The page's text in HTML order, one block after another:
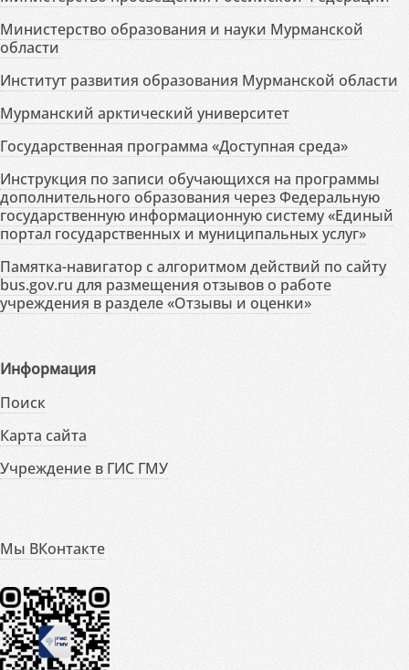
Министерство образования и науки Мурманской
области
Институт развития образования Мурманской области
Мурманский арктический университет
Государственная программа «Доступная среда»
Инструкция по записи обучающихся на программы
дополнительного образования через Федеральную
государственную информационную систему «Единый
портал государственных и муниципальных услуг»
Памятка-навигатор с алгоритмом действий по сайту
bus.gov.ru для размещения отзывов о работе
учреждения в разделе «Отзывы и оценки»
Информация
Поиск
Карта сайта
Учреждение в ГИС ГМУ
Мы ВКонтакте